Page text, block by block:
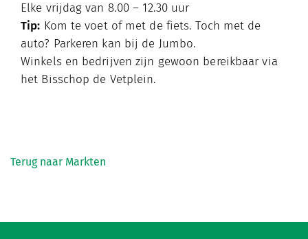
Elke vrijdag van 8.00 – 12.30 uur
Tip: Kom te voet of met de fiets. Toch met de
auto? Parkeren kan bij de Jumbo.
Winkels en bedrijven zijn gewoon bereikbaar via
het Bisschop de Vetplein.
Terug naar Markten